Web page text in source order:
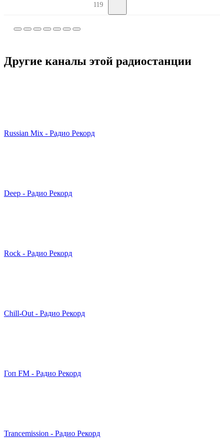
119
Другие каналы этой радиостанции
Russian Mix - Радио Рекорд
Deep - Радио Рекорд
Rock - Радио Рекорд
Chill-Out - Радио Рекорд
Гоп FM - Радио Рекорд
Trancemission - Радио Рекорд